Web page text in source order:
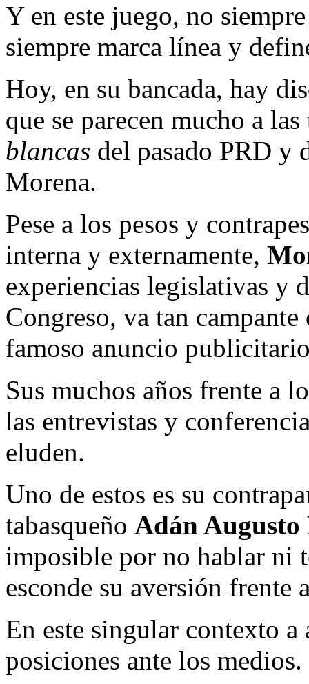
Y en este juego, no
siempre marca línea y
Hoy, en su bancada, hay
que se parecen mucho a
blancas del pasado PRD y
Morena.
Pese a los pesos y
interna y externamente,
experiencias legislativas y
Congreso, va tan
famoso anuncio
Sus muchos años frente a
las entrevistas y
eluden.
Uno de estos es su
tabasqueño Adán Augusto
imposible por no hablar ni
esconde su aversión frente
En este singular contexto a
posiciones ante los